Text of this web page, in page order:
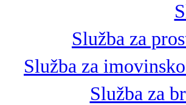
Služba za
Služba za
Služba za